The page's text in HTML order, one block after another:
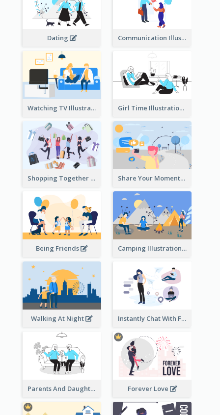
Dating Communication Illustration
Watching TV Illustration Girl Time Illustration
Shopping Together Illustration Share Your Moments To The World Illustration
Being Friends Camping Illustration
Walking At Night Instantly Chat With Friends Illustration
Parents And Daughter Forever Love